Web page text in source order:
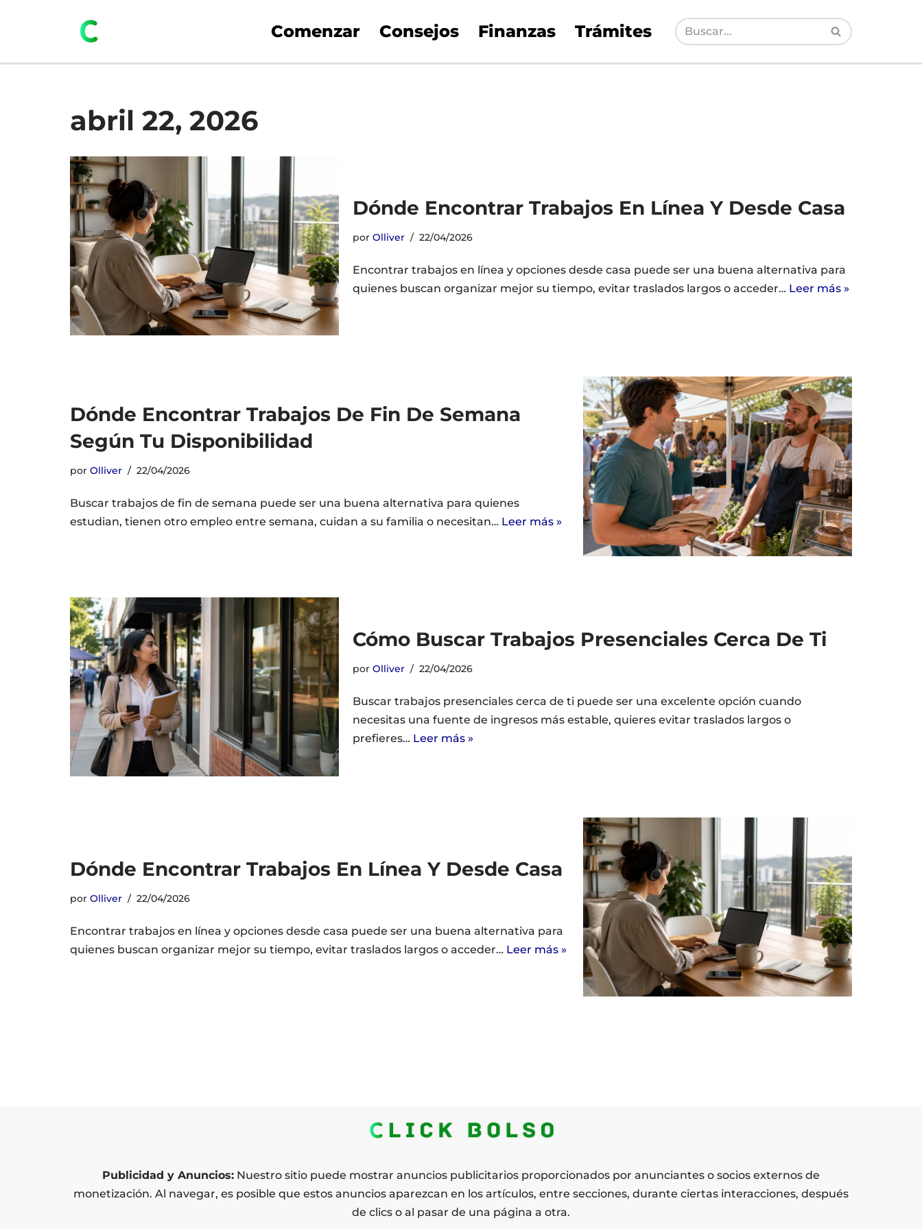
Comenzar Consejos Finanzas Trámites
abril 22, 2026
Dónde Encontrar Trabajos En Línea Y Desde Casa
por Olliver 22/04/2026
Encontrar trabajos en línea y opciones desde casa puede ser una buena alternativa para
quienes buscan organizar mejor su tiempo, evitar traslados largos o acceder… Leer más »
Dónde Encontrar Trabajos De Fin De Semana
Según Tu Disponibilidad
por Olliver 22/04/2026
Buscar trabajos de fin de semana puede ser una buena alternativa para quienes
estudian, tienen otro empleo entre semana, cuidan a su familia o necesitan… Leer más »
Cómo Buscar Trabajos Presenciales Cerca De Ti
por Olliver 22/04/2026
Buscar trabajos presenciales cerca de ti puede ser una excelente opción cuando
necesitas una fuente de ingresos más estable, quieres evitar traslados largos o
prefieres… Leer más »
Dónde Encontrar Trabajos En Línea Y Desde Casa
por Olliver 22/04/2026
Encontrar trabajos en línea y opciones desde casa puede ser una buena alternativa para
quienes buscan organizar mejor su tiempo, evitar traslados largos o acceder… Leer más »
Publicidad y Anuncios: Nuestro sitio puede mostrar anuncios publicitarios proporcionados por anunciantes o socios externos de
monetización. Al navegar, es posible que estos anuncios aparezcan en los artículos, entre secciones, durante ciertas interacciones, después
de clics o al pasar de una página a otra.